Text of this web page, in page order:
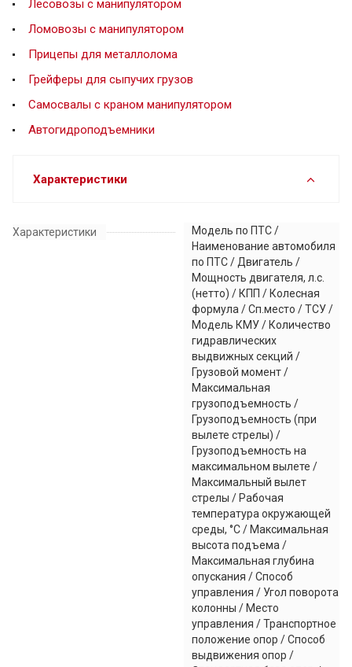
Лесовозы с манипулятором
Ломовозы с манипулятором
Прицепы для металлолома
Грейферы для сыпучих грузов
Самосвалы с краном манипулятором
Автогидроподъемники
Характеристики
Характеристики
Модель по ПТС /
Наименование автомобиля
по ПТС / Двигатель /
Мощность двигателя, л.с.
(нетто) / КПП / Колесная
формула / Сп.место / ТСУ /
Модель КМУ / Количество
гидравлических
выдвижных секций /
Грузовой момент /
Максимальная
грузоподъемность /
Грузоподъемность (при
вылете стрелы) /
Грузоподъемность на
максимальном вылете /
Максимальный вылет
стрелы / Рабочая
температура окружающей
среды, °C / Максимальная
высота подъема /
Максимальная глубина
опускания / Способ
управления / Угол поворота
колонны / Место
управления / Транспортное
положение опор / Способ
выдвижения опор /